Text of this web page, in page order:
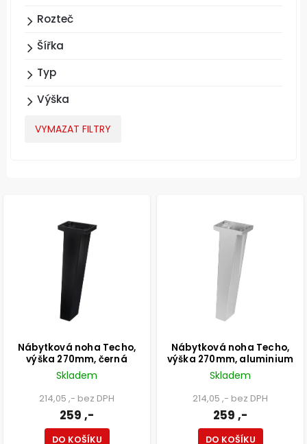
Rozteč
Šířka
Typ
Výška
VYMAZAT FILTRY
Nábytková noha Techo,
výška 270mm, černá
Skladem
214,05 ,- bez DPH
259 ,-
DO KOŠÍKU
Nábytková noha Techo,
výška 270mm, aluminium
Skladem
214,05 ,- bez DPH
259 ,-
DO KOŠÍKU